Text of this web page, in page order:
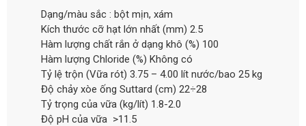
Dạng/màu sắc : bột mịn, xám
Kích thước cỡ hạt lớn nhất (mm) 2.5
Hàm lượng chất rắn ở dạng khô (%) 100
Hàm lượng Chloride (%) Không có
Tỷ lệ trộn (Vữa rót) 3.75 – 4.00 lít nước/bao 25 kg
Độ chảy xòe ống Suttard (cm) 22÷28
Tỷ trọng của vữa (kg/lít) 1.8-2.0
Độ pH của vữa >11.5